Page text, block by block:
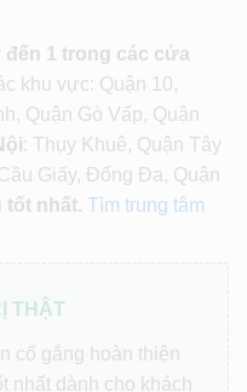
đến 1 trong các cửa
khu vực: Quận 10,
Quận Gò Vấp, Quận
: Thụy Khuê, Quận Tây
Giấy, Đống Đa, Quận
tốt nhất. Tìm trung tâm
THẬT
cố gắng hoàn thiện
nhất dành cho khách